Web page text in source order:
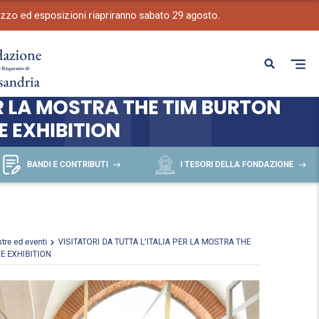
ed esposizioni riapriranno sabato 29 agosto.
MOSTRA THE TIM BURTON
EXHIBITION
BANDI E CONTRIBUTI I TESORI DELLA FONDAZIONE
ed eventi
VISITATORI DA TUTTA L’ITALIA PER LA MOSTRA THE
EXHIBITION